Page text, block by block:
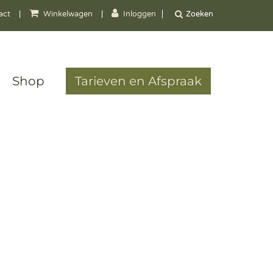
| Winkelwagen | Inloggen
Shop Tarieven en Afspraak